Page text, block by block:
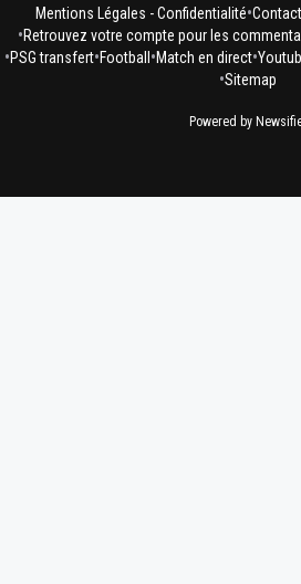
Mentions Légales - Confidentialité•
•Retrouvez votre compte pour les
•PSG transfert•Football•Match en direct•
•Sitemap
Powered by